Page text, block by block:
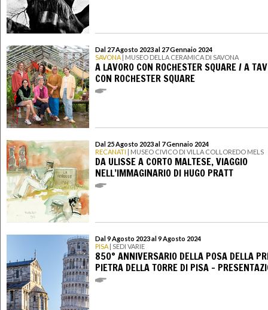
Dal 27 Agosto 2023 al 27 Gennaio 2024
SAVONA | MUSEO DELLA CERAMICA DI SAVONA
A LAVORO CON ROCHESTER SQUARE / A
CON ROCHESTER SQUARE
Dal 25 Agosto 2023 al 7 Gennaio 2024
RECANATI | MUSEO CIVICO DI VILLA COLLOREDO MELS
DA ULISSE A CORTO MALTESE, VIAGGIO
NELL’IMMAGINARIO DI HUGO PRATT
Dal 9 Agosto 2023 al 9 Agosto 2024
PISA | SEDI VARIE
850° ANNIVERSARIO DELLA POSA DELLA
PIETRA DELLA TORRE DI PISA -